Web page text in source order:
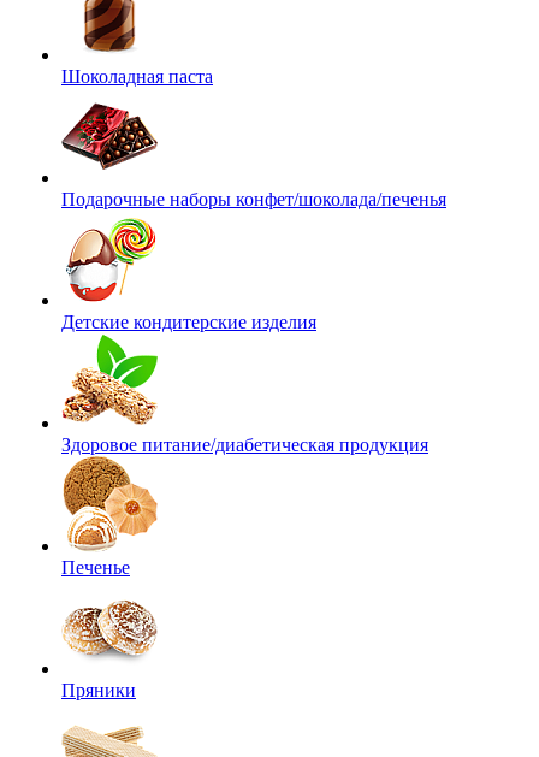
Шоколадная паста
Подарочные наборы конфет/шоколада/печенья
Детские кондитерские изделия
Здоровое питание/диабетическая продукция
Печенье
Пряники